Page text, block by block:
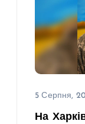
5 Серпня,
На